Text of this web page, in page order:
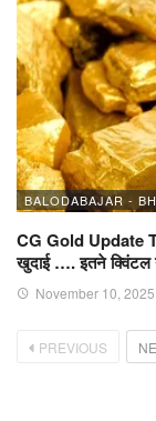
BALODABAJAR -
CG Gold Update
खुदाई …. इतने क्विंटल
November 10, 2025
PREVIOUS